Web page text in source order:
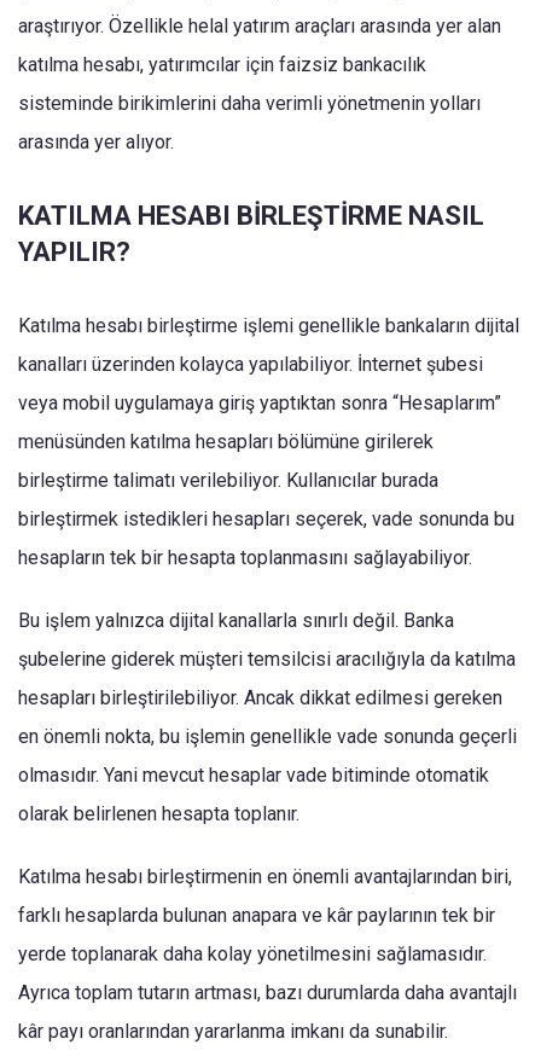
araştırıyor. Özellikle helal yatırım araçları arasında yer alan
katılma hesabı, yatırımcılar için faizsiz bankacılık
sisteminde birikimlerini daha verimli yönetmenin yolları
arasında yer alıyor.
KATILMA HESABI BİRLEŞTİRME NASIL
YAPILIR?
Katılma hesabı birleştirme işlemi genellikle bankaların dijital
kanalları üzerinden kolayca yapılabiliyor. İnternet şubesi
veya mobil uygulamaya giriş yaptıktan sonra “Hesaplarım”
menüsünden katılma hesapları bölümüne girilerek
birleştirme talimatı verilebiliyor. Kullanıcılar burada
birleştirmek istedikleri hesapları seçerek, vade sonunda bu
hesapların tek bir hesapta toplanmasını sağlayabiliyor.
Bu işlem yalnızca dijital kanallarla sınırlı değil. Banka
şubelerine giderek müşteri temsilcisi aracılığıyla da katılma
hesapları birleştirilebiliyor. Ancak dikkat edilmesi gereken
en önemli nokta, bu işlemin genellikle vade sonunda geçerli
olmasıdır. Yani mevcut hesaplar vade bitiminde otomatik
olarak belirlenen hesapta toplanır.
Katılma hesabı birleştirmenin en önemli avantajlarından biri,
farklı hesaplarda bulunan anapara ve kâr paylarının tek bir
yerde toplanarak daha kolay yönetilmesini sağlamasıdır.
Ayrıca toplam tutarın artması, bazı durumlarda daha avantajlı
kâr payı oranlarından yararlanma imkanı da sunabilir.